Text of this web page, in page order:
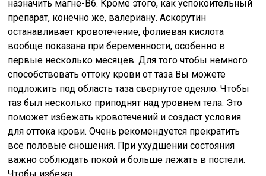
назначить магне-В6. Кроме этого, как успокоительный
препарат, конечно же, валериану. Аскорутин
останавливает кровотечение, фолиевая кислота
вообще показана при беременности, особенно в
первые несколько месяцев. Для того чтобы немного
способствовать оттоку крови от таза Вы можете
подложить под область таза свернутое одеяло. Чтобы
таз был несколько приподнят над уровнем тела. Это
поможет избежать кровотечений и создаст условия
для оттока крови. Очень рекомендуется прекратить
все половые сношения. При ухудшении состояния
важно соблюдать покой и больше лежать в постели.